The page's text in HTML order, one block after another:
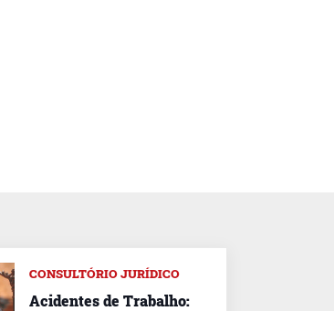
CONSULTÓRIO JURÍDICO
Acidentes de Trabalho: